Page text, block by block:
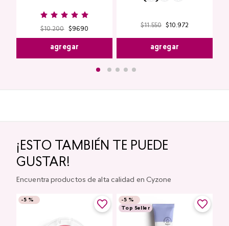
$10.200 $9690
agregar
$11.550 $ 10.972
agregar
¡ESTO TAMBIÉN TE PUEDE
GUSTAR!
Encuentra productos de alta calidad en Cyzone
-5 % -5 %
Top Seller